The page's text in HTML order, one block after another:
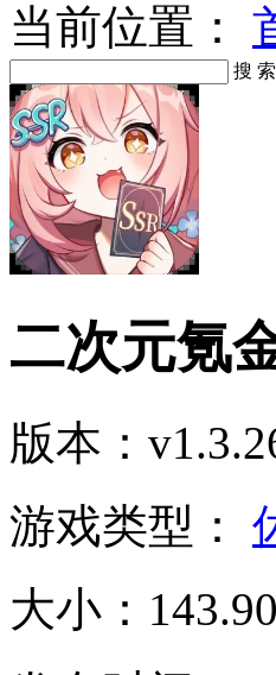
当前位置：
搜 索
二次元氪
版本：
游戏类型：
大小：